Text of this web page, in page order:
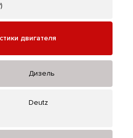
двигателя
Дизель
Deutz